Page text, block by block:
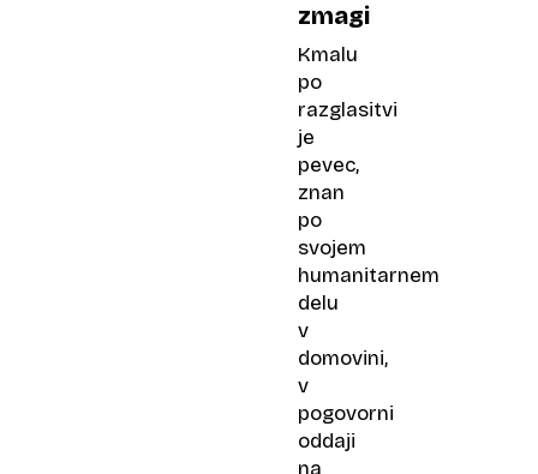
zmagi
Kmalu
po
razglasitvi
je
pevec,
znan
po
svojem
humanitarnem
delu
v
domovini,
v
pogovorni
oddaji
na